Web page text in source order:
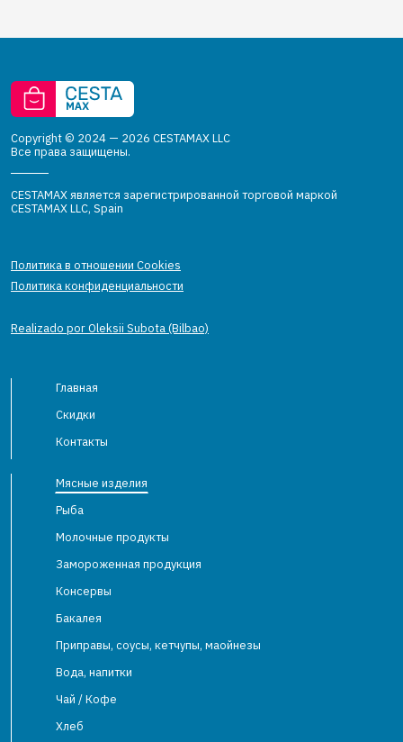
Copyright © 2024 — 2026 CESTAMAX LLC
Все права защищены.
CESTAMAX является зарегистрированной торговой маркой
CESTAMAX LLC, Spain
Политика в отношении Cookies
Политика конфиденциальности
Realizado por Oleksii Subota (Bilbao)
Главная
Скидки
Контакты
Мясные изделия
Рыба
Молочные продукты
Замороженная продукция
Консервы
Бакалея
Приправы, соусы, кетчупы, маойнезы
Вода, напитки
Чай / Кофе
Хлеб